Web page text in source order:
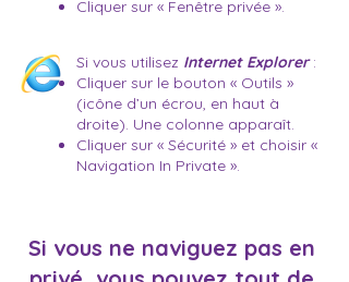
Cliquer sur « Fenêtre privée ».
Si vous utilisez Internet Explorer:
Cliquer sur le bouton « Outils »
(icône d’un écrou, en haut à
droite). Une colonne apparaît.
Cliquer sur « Sécurité » et choisir «
Navigation In Private ».
Si vous ne naviguez pas en